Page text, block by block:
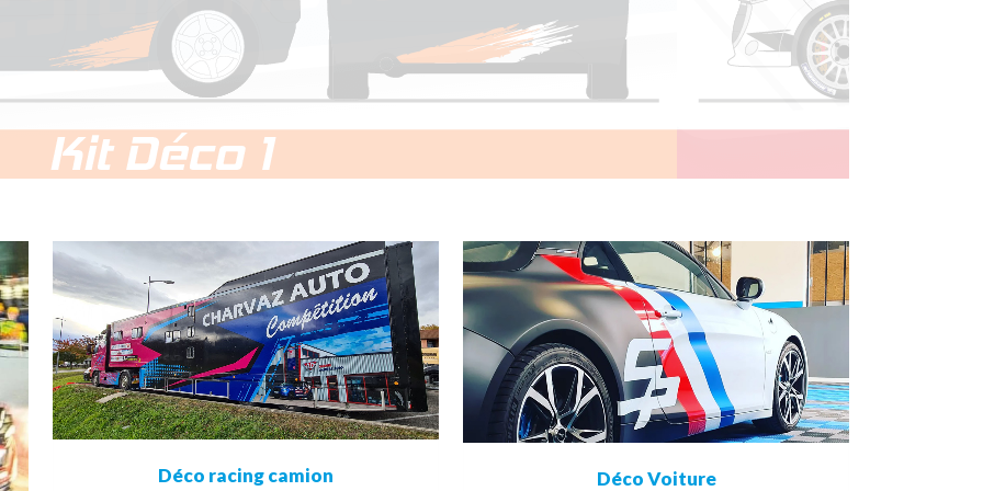
view
Déco racing camion
view
Déco Voiture